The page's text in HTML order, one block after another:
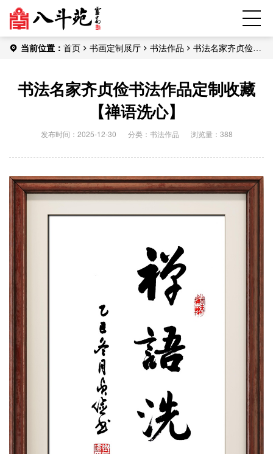
当前位置： 首页 书画定制展厅 书法作品
书法名家齐贞俭书
书法名家齐贞俭书法作品定制收藏
【禅语洗心】
发布时间：2025-12-30 分类： 书法作品 浏览量：388